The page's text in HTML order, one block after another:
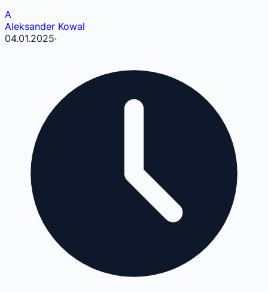
A
Aleksander Kowal
04.01.2025·